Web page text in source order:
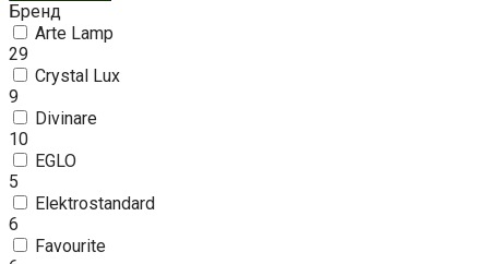
Бренд
Arte Lamp
29
Crystal Lux
9
Divinare
10
EGLO
5
Elektrostandard
6
Favourite